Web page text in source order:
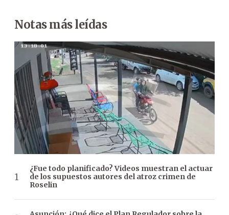
Notas más leídas
¿Fue todo planificado? Videos muestran el actuar
de los supuestos autores del atroz crimen de
Roselin